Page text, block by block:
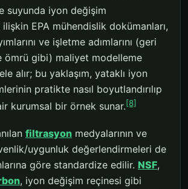
suyunda iyon değişim
EPA mühendislik dokümanları,
ve işletme adımlarını (geri
ömrü gibi) maliyet modelleme
alır; bu yaklaşım, yataklı iyon
pratikte nasıl boyutlandırılıp
kurumsal bir örnek sunar.[8]
filtrasyon medyalarının ve
uygunluk değerlendirmeleri de
göre standardize edilir. NSF,
, iyon değişim reçinesi gibi